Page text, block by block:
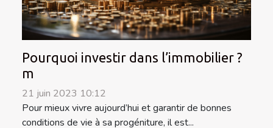
Pourquoi investir dans l’immobilier ?
m
21 juin 2023 10:12
Pour mieux vivre aujourd’hui et garantir de bonnes
conditions de vie à sa progéniture, il est...